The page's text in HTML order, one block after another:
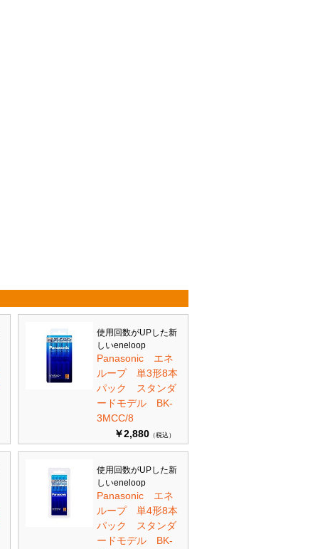
使用回数がUPした新
しいeneloop
Panasonic エネ
ループ 単3形8本
パック スタンダ
ードモデル BK-
3MCC/8
￥2,880 （税込）
使用回数がUPした新
しいeneloop
Panasonic エネ
ループ 単4形8本
パック スタンダ
ードモデル BK-